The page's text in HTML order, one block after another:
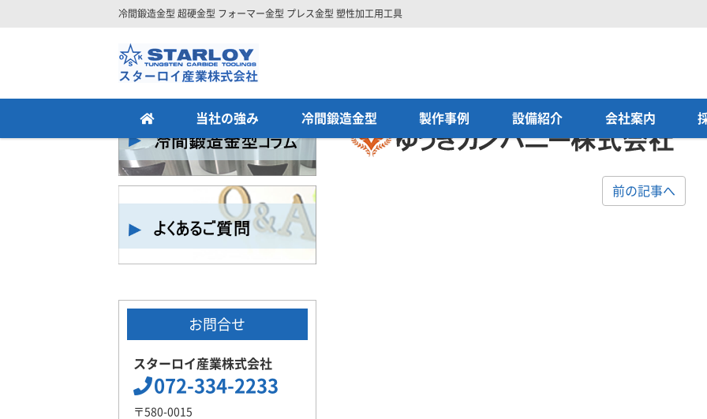
冷間鍛造金型 超硬金型 フォーマー金型 プレス金型 塑性加工用工具
当社の強み 冷間鍛造金型 製作事例 設備紹介 会社案内
Home > logo
前の記事へ
お問合せ
スターロイ産業株式会社
072-334-2233
〒580-0015